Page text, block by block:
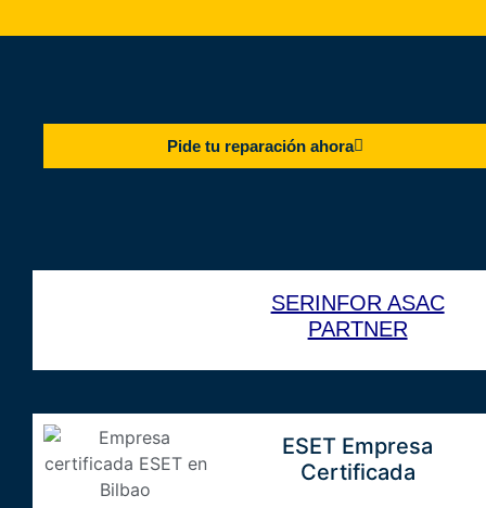
Pide tu reparación ahora
SERINFOR ASAC
PARTNER
ESET Empresa
Certificada